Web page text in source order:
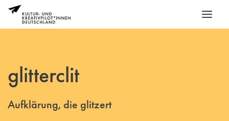
glitterclit
Aufklärung, die glitzert